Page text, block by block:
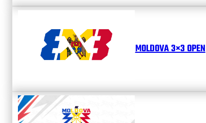
MOLDOVA 3×3 OPEN